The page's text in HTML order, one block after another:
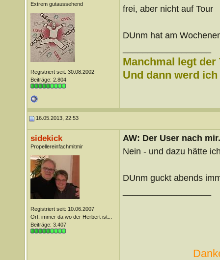
Extrem gutaussehend
Registriert seit: 30.08.2002
Beiträge: 2.804
frei, aber nicht auf Tour
DUnm hat am
Manchmal legt
Und dann werd
16.05.2013, 22:53
sidekick
Propellereinfachmitmir
Registriert seit: 10.06.2007
Ort: immer da wo der Herbert ist...
Beiträge: 3.407
AW: Der User nach
Nein - und dazu hätte
DUnm guckt abends